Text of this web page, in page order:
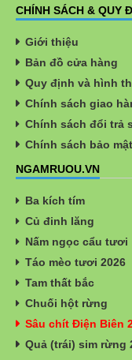
CHÍNH SÁCH & QUY
Giới thiệu
Bản đồ cửa hàng
Quy định và hình
Chính sách giao
Chính sách đổi trả
Chính sách bảo
NGAMRUOU.VN
Ba kích tím
Củ đinh lăng
Nấm ngọc cẩu tươi
Táo mèo tươi 2026
Tam thất bắc
Chuối hột rừng
Sâu chít Điện Biên
Quả (trái) sim rừng